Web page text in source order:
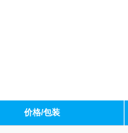
价格/包装